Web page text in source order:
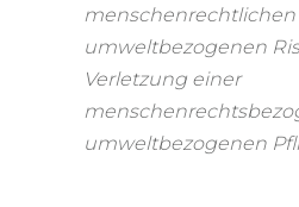
menschenrechtlichen
umweltbezogenen
Verletzung einer
umweltbezogenen